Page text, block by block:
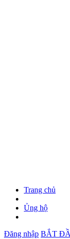
Trang chủ
Ủng hộ
Đăng nhập BẮT